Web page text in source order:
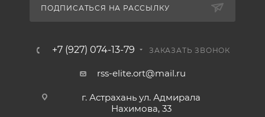
ПОДПИСАТЬСЯ НА РАССЫЛКУ
+7 (927) 074-13-79 ЗАКАЗАТЬ ЗВОНОК
rss-elite.ort@mail.ru
г. Астрахань ул. Адмирала
Нахимова, 33